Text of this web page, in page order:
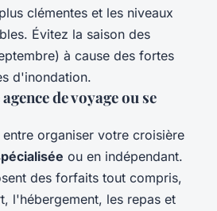
clémentes et les niveaux
Évitez la saison des
à cause des fortes
d'inondation.
de voyage ou se
organiser votre croisière
ou en indépendant.
des forfaits tout compris,
l'hébergement, les repas et